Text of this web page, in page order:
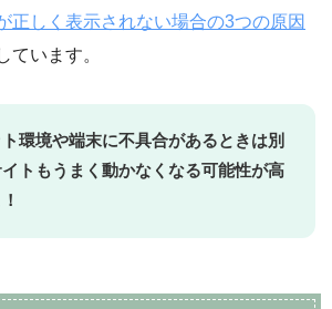
正しく表示されない場合の3つの原因
ています。
環境や端末に不具合があるときは別
トもうまく動かなくなる可能性が高